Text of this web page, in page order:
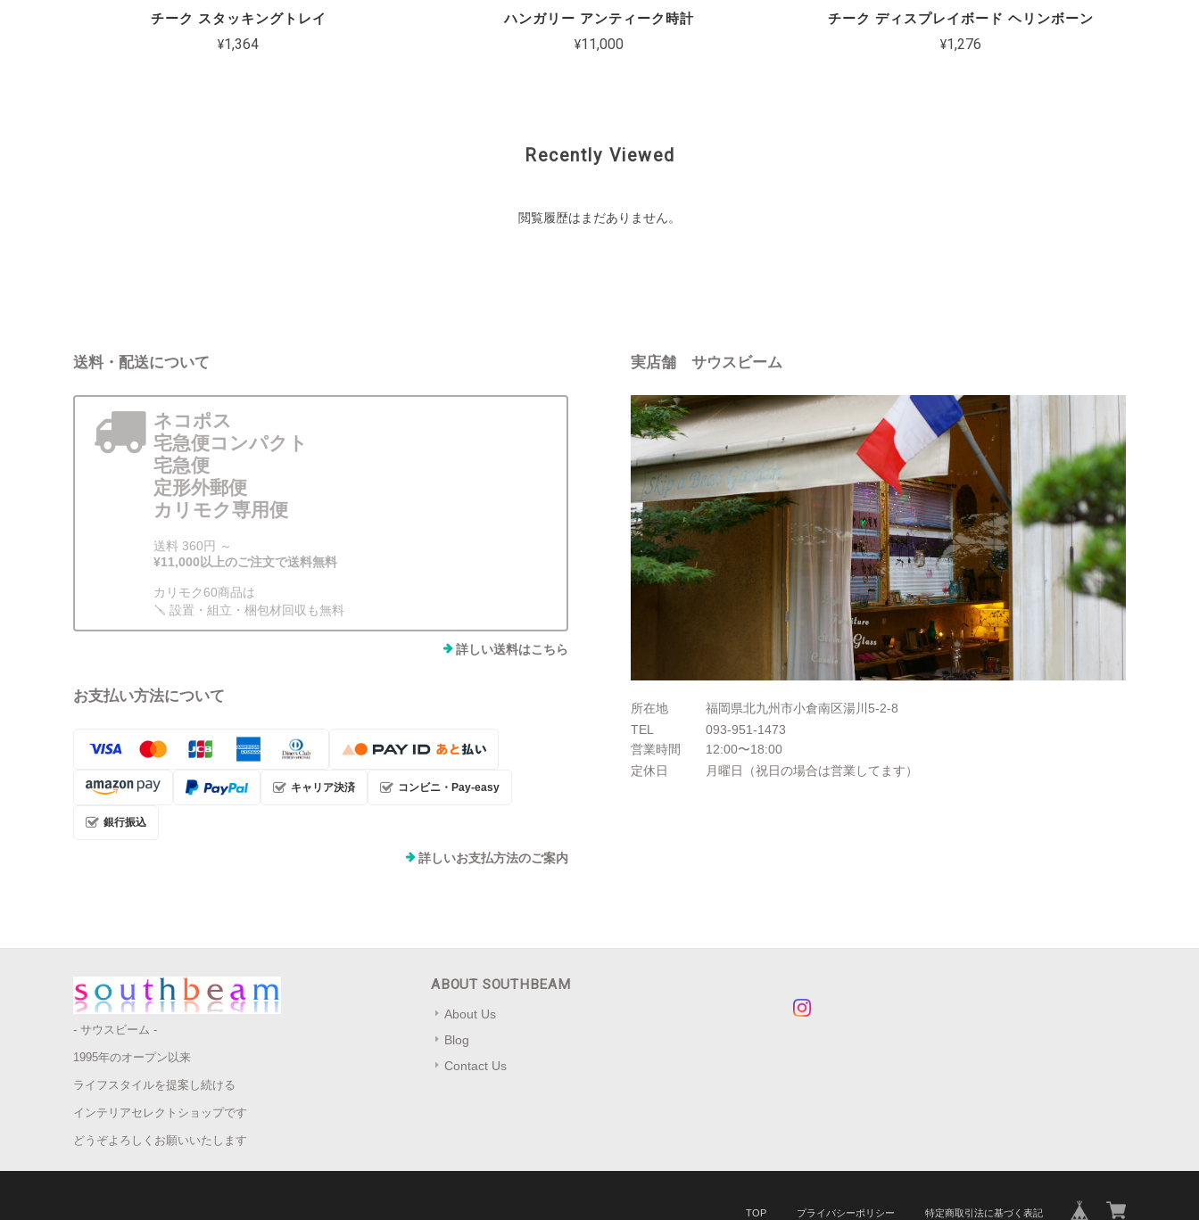
チーク スタッキングトレイ
¥1,364
ハンガリー アンティーク時計
¥11,000
チーク ディスプレイボード ヘリンボーン
¥1,276
Recently Viewed
閲覧履歴はまだありません。
送料・配送について
ネコポス
宅急便コンパクト
宅急便
定形外郵便
カリモク専用便
送料 360円 ～
¥11,000以上のご注文で送料無料
カリモク60商品は
🪛 設置・組立・梱包材回収も無料
詳しい送料はこちら
お支払い方法について
キャリア決済 コンビニ・Pay-easy
銀行振込
詳しいお支払方法のご案内
実店舗 サウスビーム
所在地
福岡県北九州市小倉南区湯川5-2-8
TEL
093-951-1473
営業時間
12:00〜18:00
定休日
月曜日（祝日の場合は営業してます）
- サウスビーム -
1995年のオープン以来
ライフスタイルを提案し続ける
インテリアセレクトショップです
どうぞよろしくお願いいたします
ABOUT SOUTHBEAM
About Us
Blog
Contact Us
TOP プライバシーポリシー 特定商取引法に基づく表記